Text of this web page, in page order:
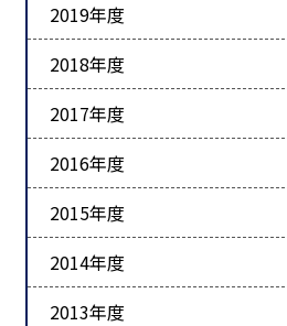
2019年度
2018年度
2017年度
2016年度
2015年度
2014年度
2013年度